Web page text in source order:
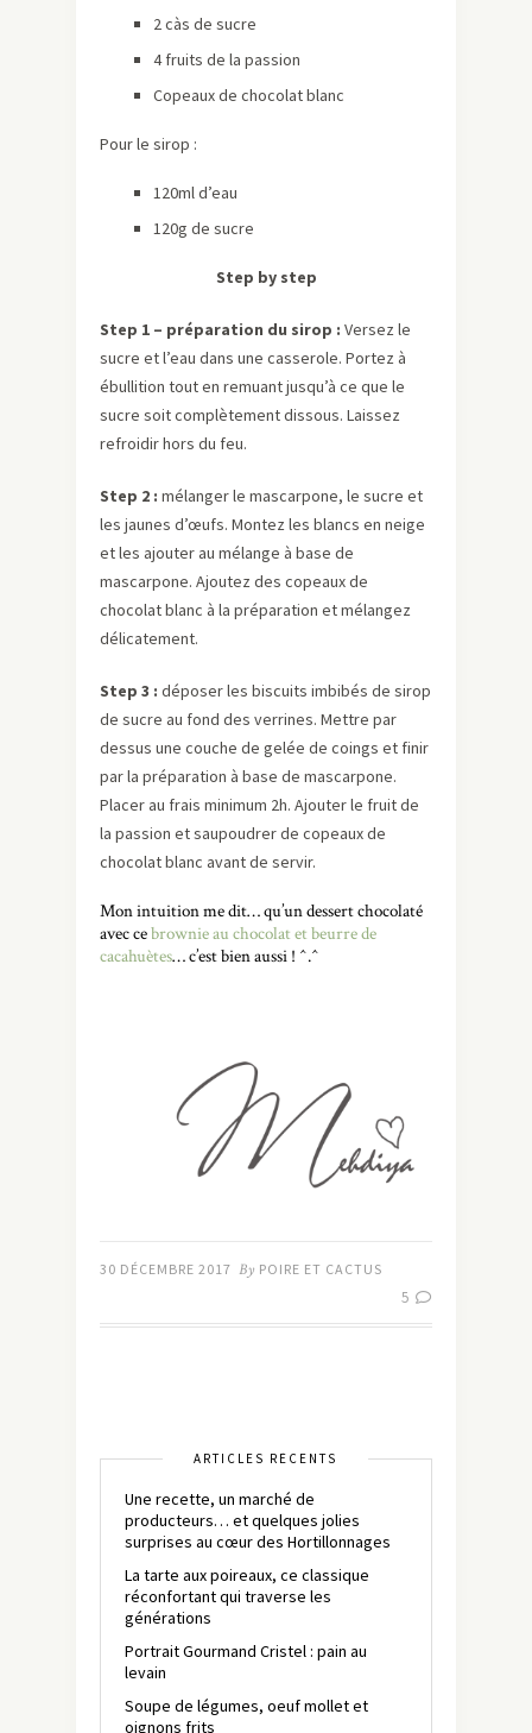
2 càs de sucre
4 fruits de la passion
Copeaux de chocolat blanc
Pour le sirop :
120ml d’eau
120g de sucre
Step by step
Step 1 – préparation du sirop : Versez le
sucre et l’eau dans une casserole. Portez à
ébullition tout en remuant jusqu’à ce que le
sucre soit complètement dissous. Laissez
refroidir hors du feu.
Step 2 : mélanger le mascarpone, le sucre et
les jaunes d’œufs. Montez les blancs en neige
et les ajouter au mélange à base de
mascarpone. Ajoutez des copeaux de
chocolat blanc à la préparation et mélangez
délicatement.
Step 3 : déposer les biscuits imbibés de sirop
de sucre au fond des verrines. Mettre par
dessus une couche de gelée de coings et finir
par la préparation à base de mascarpone.
Placer au frais minimum 2h. Ajouter le fruit de
la passion et saupoudrer de copeaux de
chocolat blanc avant de servir.
Mon intuition me dit… qu’un dessert chocolaté
avec cebrownie au chocolat et beurre de
cacahuètes… c’est bien aussi ! ^.^
30 DÉCEMBRE 2017 By POIRE ET CACTUS
5
ARTICLES RÉCENTS
Une recette, un marché de
producteurs… et quelques jolies
surprises au cœur des Hortillonnages
La tarte aux poireaux, ce classique
réconfortant qui traverse les
générations
Portrait Gourmand Cristel : pain au
levain
Soupe de légumes, oeuf mollet et
oignons frits